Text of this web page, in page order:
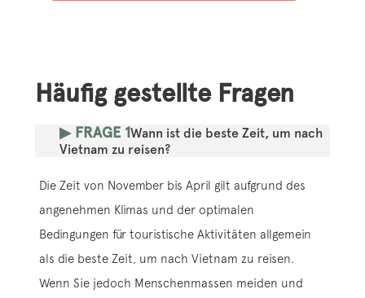
Häufig gestellte Fragen
▶ FRAGE 1Wann ist die beste Zeit, um nach
Vietnam zu reisen?
Die Zeit von November bis April gilt aufgrund des
angenehmen Klimas und der optimalen
Bedingungen für touristische Aktivitäten allgemein
als die beste Zeit, um nach Vietnam zu reisen.
Wenn Sie jedoch Menschenmassen meiden und